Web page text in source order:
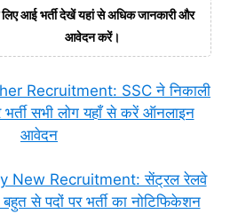
आई भर्ती देखें यहां से अधिक जानकारी और
आवेदन करें।
Recruitment: SSC ने निकाली
सभी लोग यहाँ से करें ऑनलाइन
आवेदन
New Recruitment: सेंट्रल रेलवे
से पदों पर भर्ती का नोटिफिकेशन